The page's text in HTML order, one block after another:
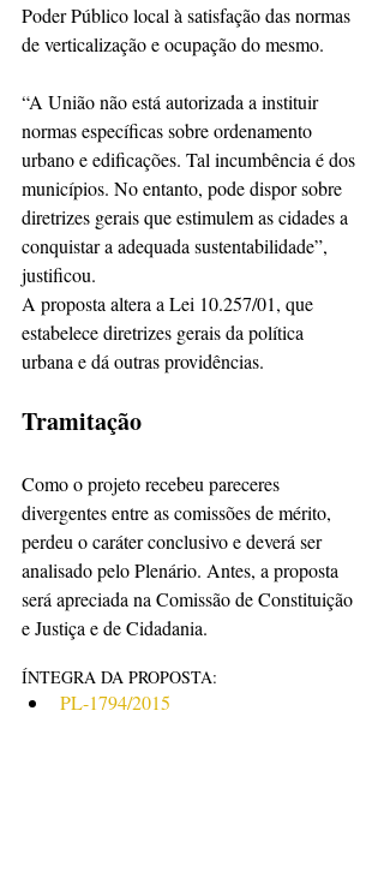
Poder Público local à satisfação das normas
de verticalização e ocupação do mesmo.
“A União não está autorizada a instituir
normas específicas sobre ordenamento
urbano e edificações. Tal incumbência é dos
municípios. No entanto, pode dispor sobre
diretrizes gerais que estimulem as cidades a
conquistar a adequada sustentabilidade”,
justificou.
A proposta altera a Lei 10.257/01, que
estabelece diretrizes gerais da política
urbana e dá outras providências.
Tramitação
Como o projeto recebeu pareceres
divergentes entre as comissões de mérito,
perdeu o caráter conclusivo e deverá ser
analisado pelo Plenário. Antes, a proposta
será apreciada na Comissão de Constituição
e Justiça e de Cidadania.
ÍNTEGRA DA PROPOSTA:
PL-1794/2015